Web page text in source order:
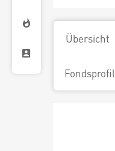
Übersicht
Fondsprofil